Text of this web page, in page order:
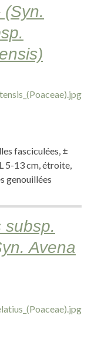
fasciculées, ±
5-13 cm, étroite,
genouillées
subsp.
Avena